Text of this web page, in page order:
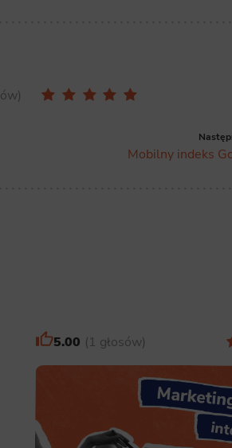
Mobilny indeks
5.00 1 głosów